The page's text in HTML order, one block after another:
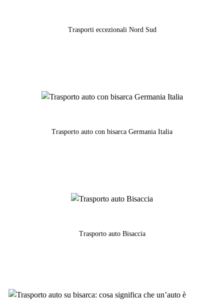
Trasporti eccezionali Nord Sud
Trasporto auto con bisarca Germania Italia
Trasporto auto Bisaccia